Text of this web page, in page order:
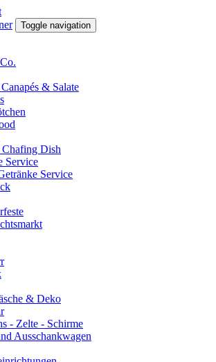
Toggle navigation
& Salate
Chafing Dish
Service
Service
& Deko
- Zelte - Schirme
Ausschankwagen